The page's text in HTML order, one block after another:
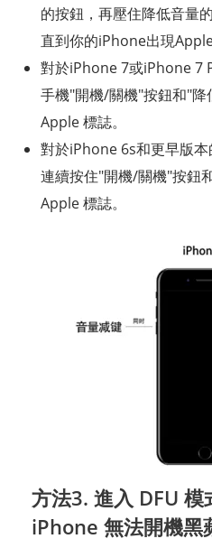
的按鈕，再壓住降低音量
直到你的iPhone出現Apple
對於iPhone 7或iPhone 7
手機"開機/關機"按鈕和"
Apple 標誌。
對於iPhone 6s和更早版
連續按住"開機/關機"按鈕
Apple 標誌。
方法3. 進入 DFU 模
iPhone 無法開機黑